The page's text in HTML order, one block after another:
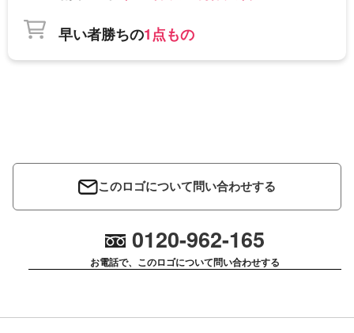
早い者勝ちの1点もの
このロゴについて問い合わせする
0120-962-165
お電話で、このロゴについて問い合わせする